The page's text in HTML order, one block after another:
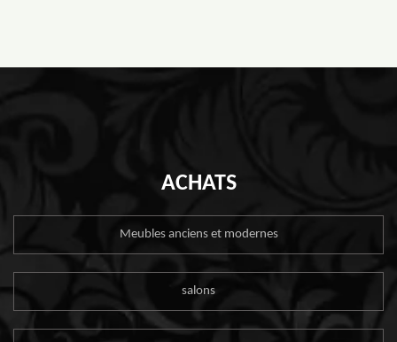
ACHATS
Meubles anciens et modernes
salons